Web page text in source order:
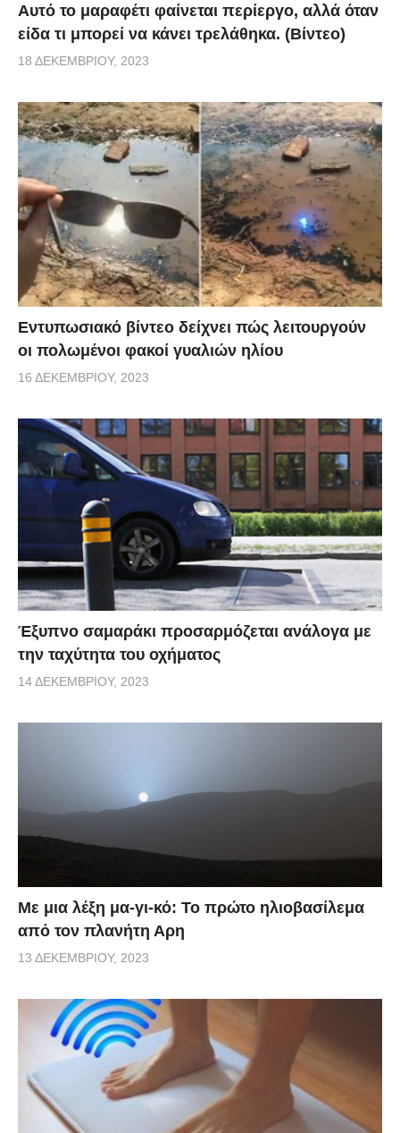
Αυτό το μαραφέτι φαίνεται περίεργο, αλλά όταν
είδα τι μπορεί να κάνει τρελάθηκα. (Βίντεο)
18 ΔΕΚΕΜΒΡΊΟΥ, 2023
Εντυπωσιακό βίντεο δείχνει πώς λειτουργούν
οι πολωμένοι φακοί γυαλιών ηλίου
16 ΔΕΚΕΜΒΡΊΟΥ, 2023
Έξυπνο σαμαράκι προσαρμόζεται ανάλογα με
την ταχύτητα του οχήματος
14 ΔΕΚΕΜΒΡΊΟΥ, 2023
Με μια λέξη μα-γι-κό: Το πρώτο ηλιοβασίλεμα
από τον πλανήτη Αρη
13 ΔΕΚΕΜΒΡΊΟΥ, 2023